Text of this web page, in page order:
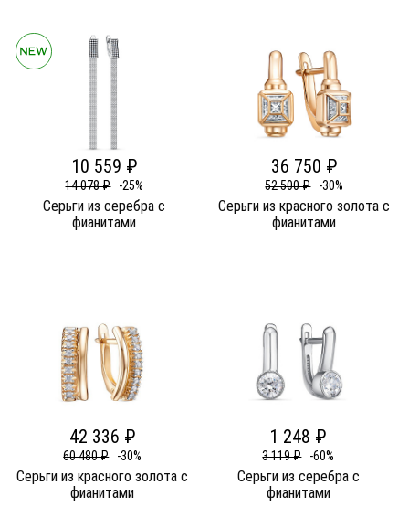
10 559 ₽
14 078 ₽ -25%
Серьги из серебра c
фианитами
36 750 ₽
52 500 ₽ -30%
Серьги из красного золота c
фианитами
42 336 ₽
60 480 ₽ -30%
Серьги из красного золота c
фианитами
1 248 ₽
3 119 ₽ -60%
Серьги из серебра c
фианитами